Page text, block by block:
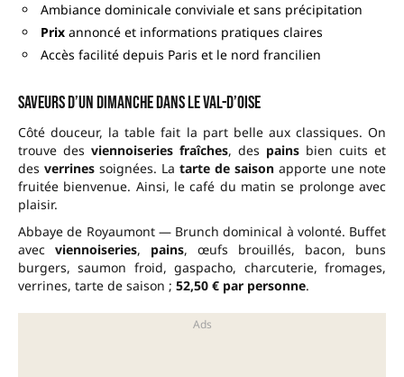
Ambiance dominicale conviviale et sans précipitation
Prix annoncé et informations pratiques claires
Accès facilité depuis Paris et le nord francilien
Saveurs d’un dimanche dans le Val-d’Oise
Côté douceur, la table fait la part belle aux classiques. On
trouve des viennoiseries fraîches, des pains bien cuits et
des verrines soignées. La tarte de saison apporte une note
fruitée bienvenue. Ainsi, le café du matin se prolonge avec
plaisir.
Abbaye de Royaumont — Brunch dominical à volonté. Buffet
avec viennoiseries, pains, œufs brouillés, bacon, buns
burgers, saumon froid, gaspacho, charcuterie, fromages,
verrines, tarte de saison ; 52,50 € par personne.